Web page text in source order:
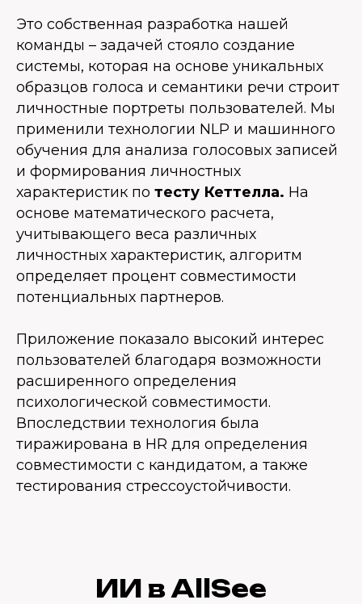
Это собственная разработка нашей
команды – задачей стояло создание
системы, которая на основе уникальных
образцов голоса и семантики речи строит
личностные портреты пользователей. Мы
применили технологии NLP и машинного
обучения для анализа голосовых записей
и формирования личностных
характеристик по тесту Кеттелла. На
основе математического расчета,
учитывающего веса различных
личностных характеристик, алгоритм
определяет процент совместимости
потенциальных партнеров.
Приложение показало высокий интерес
пользователей благодаря возможности
расширенного определения
психологической совместимости.
Впоследствии технология была
тиражирована в HR для определения
совместимости с кандидатом, а также
тестирования стрессоустойчивости.
ИИ в AllSee